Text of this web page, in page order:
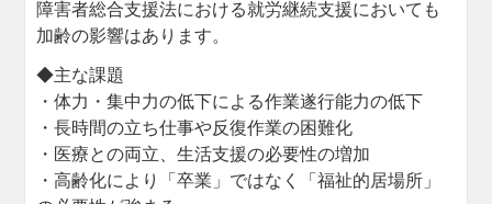
障害者総合支援法における就労継続支援においても
加齢の影響はあります。
◆主な課題
・体力・集中力の低下による作業遂行能力の低下
・長時間の立ち仕事や反復作業の困難化
・医療との両立、生活支援の必要性の増加
・高齢化により「卒業」ではなく「福祉的居場所」